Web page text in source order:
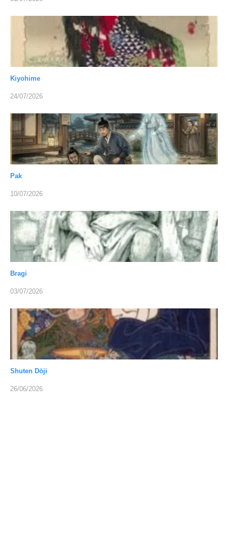
Kiyohime
24/07/2026
Pak
10/07/2026
Bragi
03/07/2026
Shuten Dōji
26/06/2026